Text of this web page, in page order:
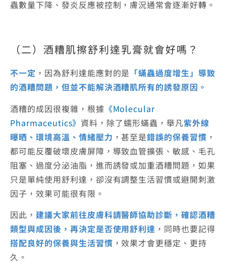
蟲數量下降、發炎反應被控制，膚況通常會逐漸好轉。
（二）酒糟肌擦舒利達乳膏就會好嗎？
不一定 ，因為舒利達能應對的是 「蟎蟲過度增生」導致
的酒糟問題，但並不能解決酒糟肌所有的誘發原因。
酒糟的成因很複雜，根據 《Molecular
Pharmaceutics》資料，除了蠕形蟎蟲，舉凡紫外線
曝晒、環境高溫、情緒壓力 ，甚至是錯誤的保養習慣 ，
都可能反覆破壞皮膚屏障，導致血管擴張、敏感、毛孔
阻塞、過度分泌油脂，進而誘發或加重酒糟問題，如果
只是單純使用舒利達，卻沒有調整生活習慣或避開刺激
因子，效果可能很有限。
因此， 建議大家前往皮膚科請醫師協助診斷，確認酒糟
類型與成因後，再決定是否使用舒利達 ，同時也要記得
搭配良好的保養與生活習慣 ，效果才會更穩定、更持
久。